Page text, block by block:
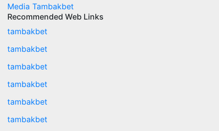
Media Tambakbet
Recommended Web Links
tambakbet
tambakbet
tambakbet
tambakbet
tambakbet
tambakbet